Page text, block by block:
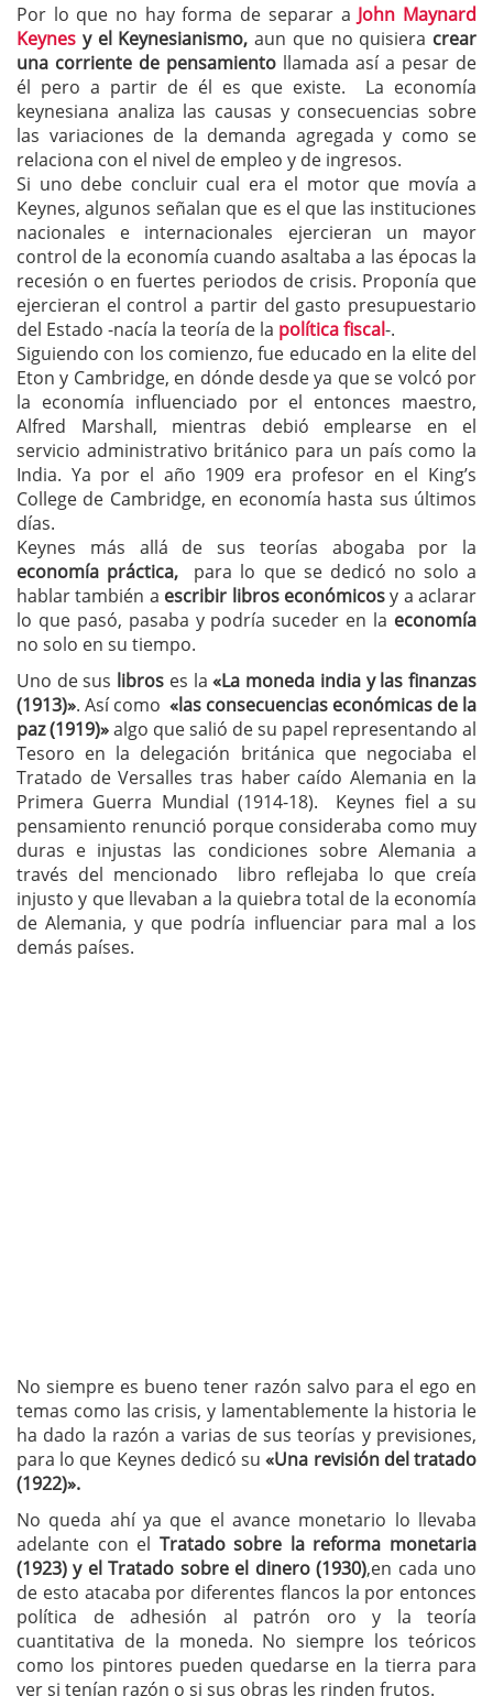
Por lo que no hay forma de separar a John Maynard
Keynes y el Keynesianismo, aun que no quisiera crear
una corriente de pensamiento llamada así a pesar de
él pero a partir de él es que existe. La economía
keynesiana analiza las causas y consecuencias sobre
las variaciones de la demanda agregada y como se
relaciona con el nivel de empleo y de ingresos.
Si uno debe concluir cual era el motor que movía a
Keynes, algunos señalan que es el que las instituciones
nacionales e internacionales ejercieran un mayor
control de la economía cuando asaltaba a las épocas la
recesión o en fuertes periodos de crisis. Proponía que
ejercieran el control a partir del gasto presupuestario
del Estado -nacía la teoría de la política fiscal-.
Siguiendo con los comienzo, fue educado en la elite del
Eton y Cambridge, en dónde desde ya que se volcó por
la economía influenciado por el entonces maestro,
Alfred Marshall, mientras debió emplearse en el
servicio administrativo británico para un país como la
India. Ya por el año 1909 era profesor en el King’s
College de Cambridge, en economía hasta sus últimos
días.
Keynes más allá de sus teorías abogaba por la
economía práctica,
para lo que se dedicó no solo a
hablar también a escribir libros económicosy a aclarar
lo que pasó, pasaba y podría suceder en la economía
no solo en su tiempo.
Uno de sus libros es la «La moneda india y las finanzas
(1913)». Así como «las consecuencias económicas de la
paz (1919)»algo que salió de su papel representando al
Tesoro en la delegación británica que negociaba el
Tratado de Versalles tras haber caído Alemania en la
Primera Guerra Mundial (1914-18). Keynes fiel a su
pensamiento renunció porque consideraba como muy
duras e injustas las condiciones sobre Alemania a
través del mencionado libro reflejaba lo que creía
injusto y que llevaban a la quiebra total de la economía
de Alemania, y que podría influenciar para mal a los
demás países.
No siempre es bueno tener razón salvo para el ego en
temas como las crisis, y lamentablemente la historia le
ha dado la razón a varias de sus teorías y previsiones,
para lo que Keynes dedicó su«Una revisión del tratado
(1922)».
No queda ahí ya que el avance monetario lo llevaba
adelante con el Tratado sobre la reforma monetaria
(1923) y el Tratado sobre el dinero (1930),en cada uno
de esto atacaba por diferentes flancos la por entonces
política de adhesión al patrón oro y la teoría
cuantitativa de la moneda. No siempre los teóricos
como los pintores pueden quedarse en la tierra para
ver si tenían razón o si sus obras les rinden frutos.